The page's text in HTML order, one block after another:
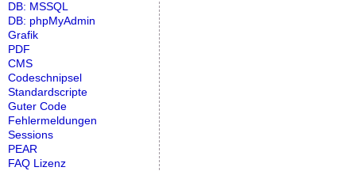
DB: MSSQL
DB: phpMyAdmin
Grafik
PDF
CMS
Codeschnipsel
Standardscripte
Guter Code
Fehlermeldungen
Sessions
PEAR
FAQ Lizenz